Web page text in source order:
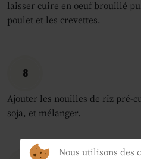
laisser cuire en oeuf brouillé
poulet et les crevettes.
8
Ajouter les nouilles de riz pré-
soja, et mélanger.
Nous utilisons des